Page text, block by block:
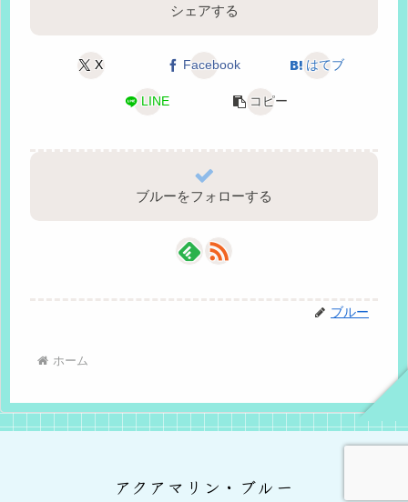
シェアする
X Facebook はてブ
LINE コピー
ブルーをフォローする
ブルー
ホーム
アクアマリン・ブルー